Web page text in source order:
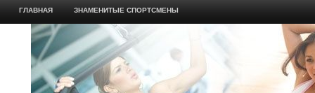
ГЛАВНАЯ ЗНАМЕНИТЫЕ СПОРТСМЕНЫ